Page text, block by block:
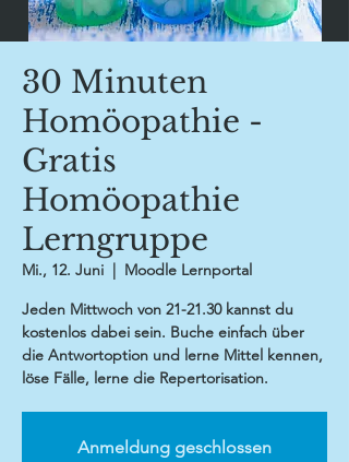
30 Minuten
Homöopathie -
Gratis
Homöopathie
Lerngruppe
Mi., 12. Juni
  |
Moodle Lernportal
Jeden Mittwoch von 21-21.30 kannst du
kostenlos dabei sein. Buche einfach über
die Antwortoption und lerne Mittel kennen,
löse Fälle, lerne die Repertorisation.
Anmeldung geschlossen